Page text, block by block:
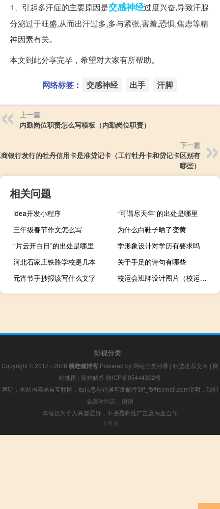
1、引起多汗症的主要原因是交感神经过度兴奋,导致汗腺
分泌过于旺盛,从而出汗过多,多与紧张,害羞,恐惧,焦虑等精
神因素有关。
本文到此分享完毕，希望对大家有所帮助。
网络标签： 交感神经 出手 汗脚
上一篇
内勤岗位职责怎么写模板（内勤岗位职责）
下一篇
银行发行的牡丹信用卡是准贷记卡（工行牡丹卡和贷记卡区别有
哪些）
相关问题
idea开发小程序
“可谓尽天年”的出处是哪里
三年级春节作文怎么写
为什么白鞋子晒了变黄
“片云开白日”的出处是哪里
学形象设计对学历有要求吗
河北石家庄铁路学校是几本
关于手足的诗句有哪些
元宵节手抄报该写什么文字
校运会班牌设计图片（校运会班牌）
影视分类
Copyright © 2012 - 2026 咦哇噢博客 Powered by 网站分类目录 | 精选推荐文章 | 网
站地图 | 疑难解答 陕ICP备05444392号
声明：本站内容来自互联网，如信息有错误可发邮件到f_fb#foxmail.com说明，我们
会及时纠正，谢谢
本站仅为个人兴趣爱好，不接盈利性广告及商业合作
小男孩